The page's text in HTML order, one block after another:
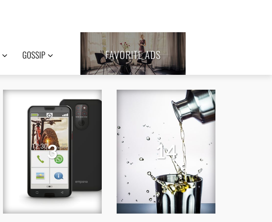
GOSSIP FAVORITE ADS
3 14